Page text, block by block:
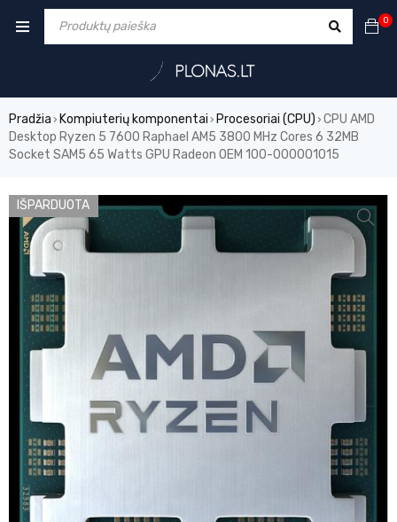
0
Pradžia › Kompiuterių komponentai › Procesoriai (CPU) › CPU AMD
Desktop Ryzen 5 7600 Raphael AM5 3800 MHz Cores 6 32MB
Socket SAM5 65 Watts GPU Radeon OEM 100-000001015
IŠPARDUOTA